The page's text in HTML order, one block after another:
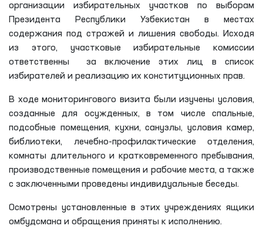
организации избирательных участков по выборам
Президента Республики Узбекистан в местах
содержания под стражей и лишения свободы. Исходя
из этого, участковые избирательные комиссии
ответственны за включение этих лиц в список
избирателей и реализацию их конституционных прав.
В ходе мониторингового визита были изучены условия,
созданные для осужденных, в том числе спальные,
подсобные помещения, кухни, санузлы, условия камер,
библиотеки, лечебно-профилактические отделения,
комнаты длительного и кратковременного пребывания,
производственные помещения и рабочие места, а также
с заключенными проведены индивидуальные беседы.
Осмотрены установленные в этих учреждениях ящики
омбудсмана и обращения приняты к исполнению.